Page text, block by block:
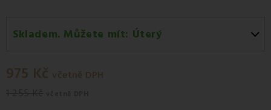
Skladem. Můžete mít: Úterý
Zásilkovna.
975 Kč včetně DPH